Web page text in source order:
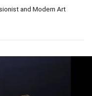
and Modern Art